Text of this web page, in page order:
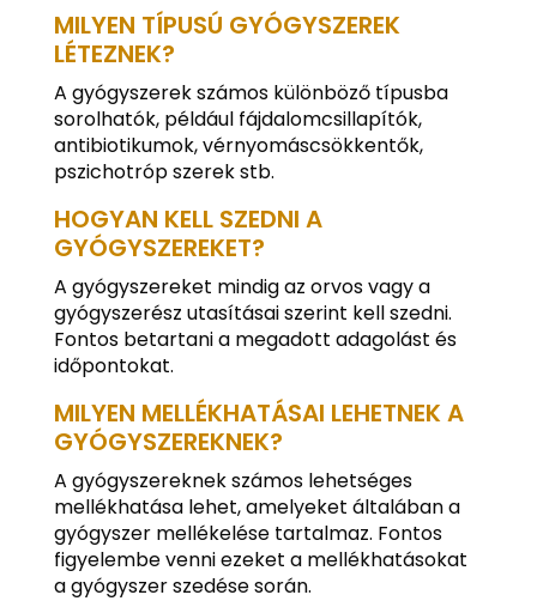
MILYEN TÍPUSÚ GYÓGYSZEREK
LÉTEZNEK?
A gyógyszerek számos különböző típusba
sorolhatók, például fájdalomcsillapítók,
antibiotikumok, vérnyomáscsökkentők,
pszichotróp szerek stb.
HOGYAN KELL SZEDNI A
GYÓGYSZEREKET?
A gyógyszereket mindig az orvos vagy a
gyógyszerész utasításai szerint kell szedni.
Fontos betartani a megadott adagolást és
időpontokat.
MILYEN MELLÉKHATÁSAI LEHETNEK A
GYÓGYSZEREKNEK?
A gyógyszereknek számos lehetséges
mellékhatása lehet, amelyeket általában a
gyógyszer mellékelése tartalmaz. Fontos
figyelembe venni ezeket a mellékhatásokat
a gyógyszer szedése során.